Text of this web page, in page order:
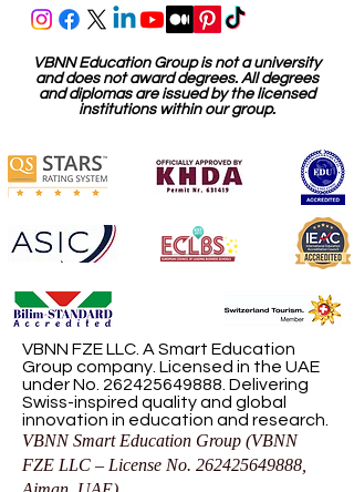
VBNN Education Group is not a university
and does not award degrees. All degrees
and diplomas are issued by the licensed
institutions within our group.
VBNN FZE LLC. A Smart Education
Group company. Licensed in the UAE
under No. 262425649888. Delivering
Swiss-inspired quality and global
innovation in education and research.
VBNN Smart Education Group (VBNN
FZE LLC – License No. 262425649888